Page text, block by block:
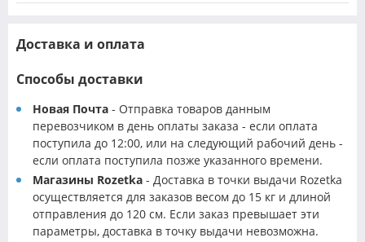
Доставка и оплата
Способы доставки
Новая Почта - Отправка товаров данным
перевозчиком в день оплаты заказа - если оплата
поступила до 12:00, или на следующий рабочий день -
если оплата поступила позже указанного времени.
Магазины Rozetka - Доставка в точки выдачи Rozetka
осуществляется для заказов весом до 15 кг и длиной
отправления до 120 см. Если заказ превышает эти
параметры, доставка в точку выдачи невозможна.